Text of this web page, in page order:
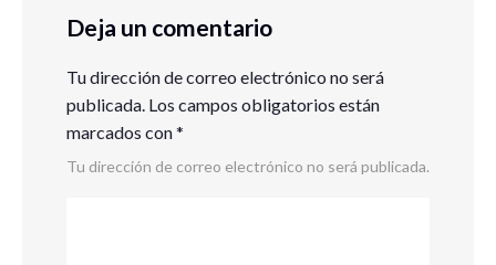
Deja un comentario
Tu dirección de correo electrónico no será
publicada. Los campos obligatorios están
marcados con*
Tu dirección de correo electrónico no será publicada.